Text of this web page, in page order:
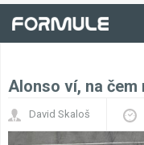
Alonso ví, na
David Skaloš